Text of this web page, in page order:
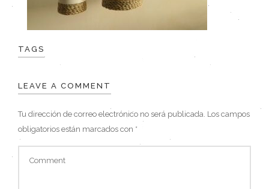
TAGS
LEAVE A COMMENT
Tu dirección de correo electrónico no será publicada. Los campos
obligatorios están marcados con *